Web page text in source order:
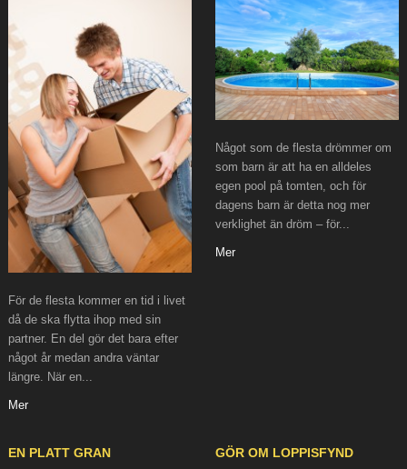
För de flesta kommer en tid i livet
då de ska flytta ihop med sin
partner. En del gör det bara efter
något år medan andra väntar
längre. När en...
Mer
Något som de flesta drömmer om
som barn är att ha en alldeles
egen pool på tomten, och för
dagens barn är detta nog mer
verklighet än dröm – för...
Mer
EN PLATT GRAN GÖR OM LOPPISFYND